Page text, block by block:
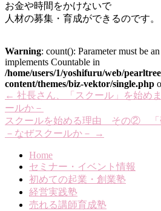
お金や時間をかけないで
人材の募集・育成ができるのです。
Warning: count(): Parameter must be
implements Countable in
/home/users/1/yoshifuru/web/
content/themes/biz-vektor/single.php
← 社長さん、「スクール」を始め
ールか－
スクールを始める理由 その② 「
－なぜスクールか－
→
Home
セミナー・イベント情報
初めての起業・創業塾
経営実践塾
売れる講師育成塾